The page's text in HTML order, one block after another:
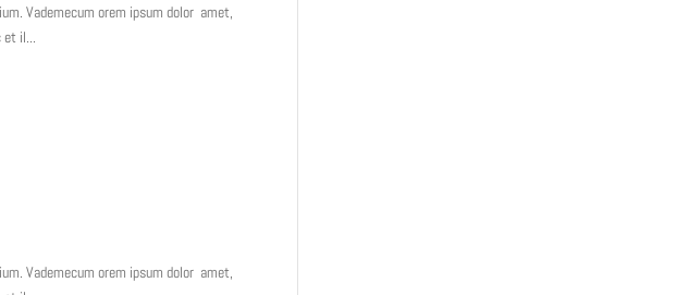
Vademecum orem ipsum dolor amet,
et il...
Vademecum orem ipsum dolor amet,